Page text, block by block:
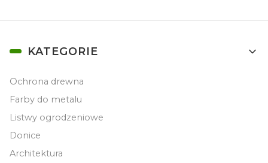
Linki w stopce
KATEGORIE
Ochrona drewna
Farby do metalu
Listwy ogrodzeniowe
Donice
Architektura